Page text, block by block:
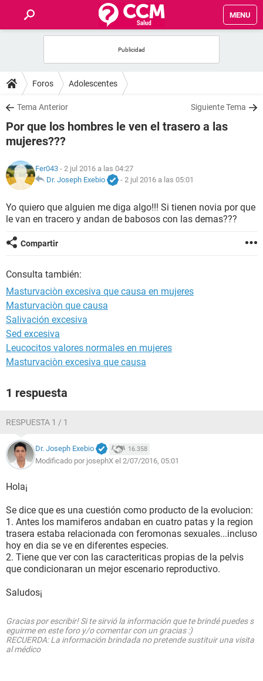
MENU
FOROS
SALUD
FAMILIA
NUTRICIÓN
SEXUALIDAD
Foros Adolescentes
Tema Anterior Siguiente Tema
Por que los hombres le ven el trasero a las
mujeres???
Fer043 - 2 jul 2016 a las 04:27
Dr. Joseph Exebio
- 2 jul 2016 a las 05:01
Yo quiero que alguien me diga algo!!! Si tienen novia por que
le van en tracero y andan de babosos con las demas???
Compartir
Consulta también:
Masturvaciòn excesiva que causa en mujeres
Masturvaciòn que causa
Salivación excesiva
Sed excesiva
Leucocitos valores normales en mujeres
Masturvaciòn excesiva que causa
1 respuesta
RESPUESTA 1 / 1
Dr. Joseph Exebio 16.358
Modificado por josephX el 2/07/2016, 05:01
Hola¡
Se dice que es una cuestión como producto de la evolucion:
1. Antes los mamiferos andaban en cuatro patas y la region
trasera estaba relacionada con feromonas sexuales...incluso
hoy en dia se ve en diferentes especies.
2. Tiene que ver con las caracteriticas propias de la pelvis
que condicionaran un mejor escenario reproductivo.
Saludos¡
Gracias por escribir! Si te sirvió la información que te brindé puedes s
eguirme en este foro y/o comentar con un gracias :)
RECUERDA: La información brindada no pretende sustituir una visita
al médico